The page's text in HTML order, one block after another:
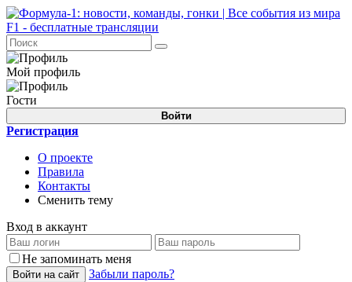
Мой профиль
Гости
Войти
Регистрация
О проекте
Правила
Контакты
Сменить тему
Вход в аккаунт
Не запоминать меня
Войти на сайт
Забыли пароль?